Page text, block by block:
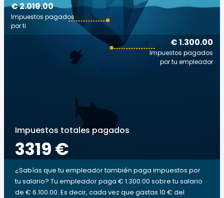
€ 1.300.00
Impuestos pagados
por tu empleador
€ 2.019.00
Impuestos pagados
por ti
Impuestos totales pagados
3319 €
¿Sabías que tu empleador también paga impuestos por
tu salario? Tu empleador paga € 1.300.00 sobre tu salario
de € 6.100.00. Es decir, cada vez que gastas 10 € del